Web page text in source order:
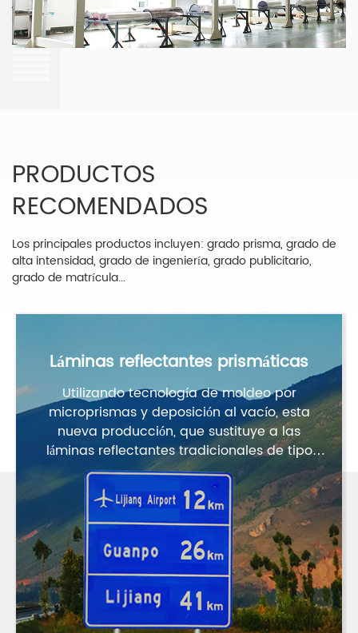
PRODUCTOS
RECOMENDADOS
Los principales productos incluyen: grado prisma, grado de
alta intensidad, grado de ingeniería, grado publicitario,
grado de matrícula...
Láminas reflectantes prismáticas
Utilizando tecnología de moldeo por
microprismas y deposición al vacío, esta
nueva producción, que sustituye a las
láminas reflectantes tradicionales de tipo
perla, establecerá una nueva imagen.